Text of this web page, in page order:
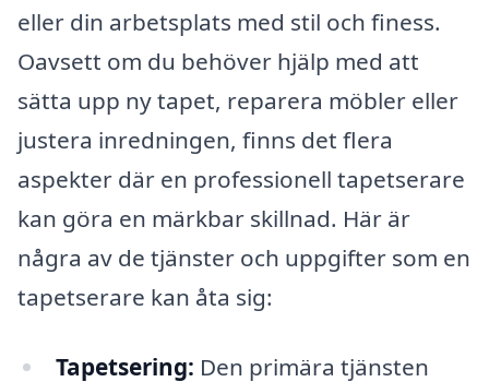
eller din arbetsplats med stil och finess.
Oavsett om du behöver hjälp med att
sätta upp ny tapet, reparera möbler eller
justera inredningen, finns det flera
aspekter där en professionell tapetserare
kan göra en märkbar skillnad. Här är
några av de tjänster och uppgifter som en
tapetserare kan åta sig:
Tapetsering: Den primära tjänsten